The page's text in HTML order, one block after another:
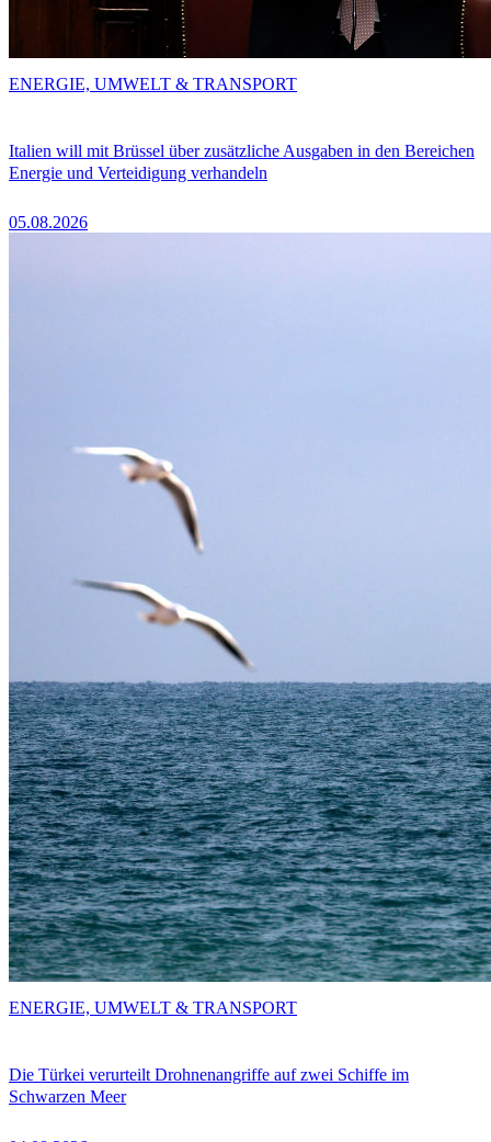
Italien will mit Brüssel über zusätzliche Ausgaben in den Bereichen
Energie und Verteidigung verhandeln
05.08.2026
ENERGIE, UMWELT & TRANSPORT
Die Türkei verurteilt Drohnenangriffe auf zwei Schiffe im
Schwarzen Meer
ENERGIE, UMWELT & TRANSPORT